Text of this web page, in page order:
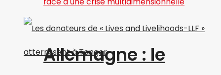
Allemagne : le